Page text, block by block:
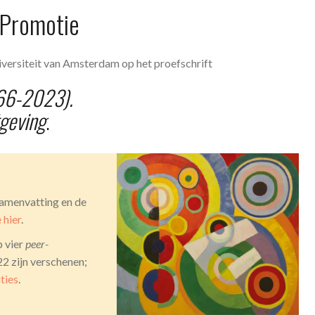
van Amsterdam op het proefschrift
2023).
.
en de
hier.
vierpeer-
zijn verschenen;
.